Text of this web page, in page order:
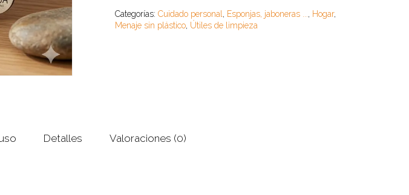
Categorías:Cuidado personal , Esponjas, jaboneras ... , Hogar,
Menaje sin plástico, Útiles de limpieza
Detalles Valoraciones (0)